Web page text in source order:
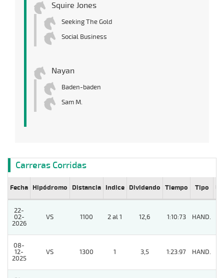
Squire Jones
Seeking The Gold
Social Business
Nayan
Baden-baden
Sam M.
Carreras Corridas
Fecha Hipódromo Distancia Indice Dividendo Tiempo Tipo Lº
22-
02-
2026
VS 1100 2 al 1 12,6 1:10:73 HAND.
08-
12-
2025
VS 1300 1 3,5 1:23:97 HAND.